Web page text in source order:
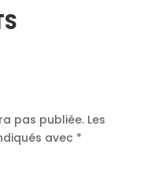
pas publiée. Les
avec *